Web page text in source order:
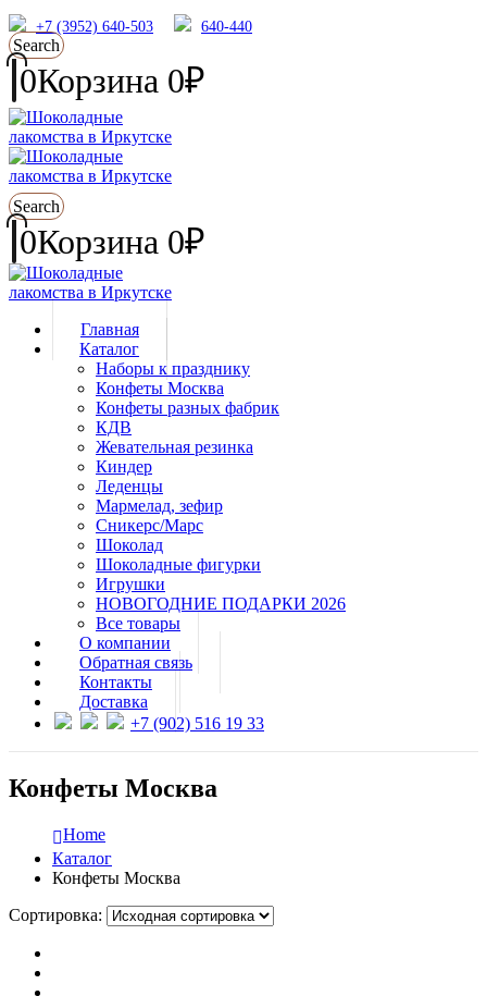
+7 (3952) 640-503 640-440
Search
0Корзина 0₽
Search
0Корзина 0₽
Главная
Каталог
Наборы к празднику
Конфеты Москва
Конфеты разных фабрик
КДВ
Жевательная резинка
Киндер
Леденцы
Мармелад, зефир
Сникерс/Марс
Шоколад
Шоколадные фигурки
Игрушки
НОВОГОДНИЕ ПОДАРКИ 2026
Все товары
О компании
Обратная связь
Контакты
Доставка
+7 (902) 516 19 33
Конфеты Москва
Home
Каталог
Конфеты Москва
Сортировка: